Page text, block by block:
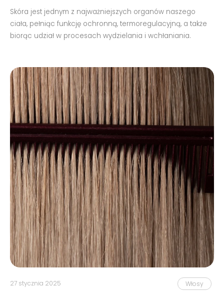
Skóra jest jednym z najważniejszych organów naszego
ciała, pełniąc funkcję ochronną, termoregulacyjną, a także
biorąc udział w procesach wydzielania i wchłaniania.
Włosy
27 stycznia 2025